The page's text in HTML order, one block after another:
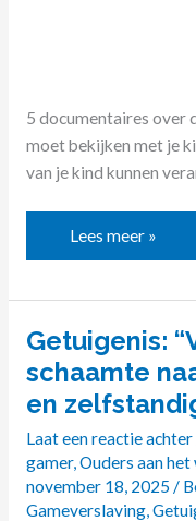
5 documentaires over
moet bekijken met je
van je kind kunnen
Lees meer »
Getuigenis:
schaamte
en
Laat een reactie achter
gamer,Ouders aan
november 18, 2025 /
Gameverslaving,
Getuigenis:
“Van
uitstelgedrag
en
schaamte
naar
focus,